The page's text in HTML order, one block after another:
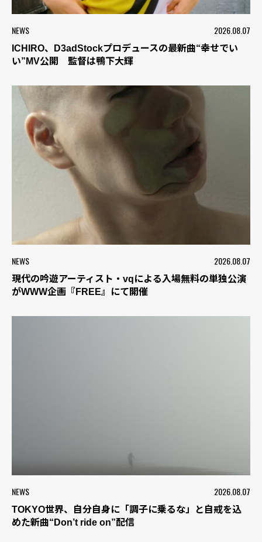
NEWS 2026.08.07
ICHIRO、D3adStockプロデュースの最新曲“幸せでい
い”MV公開 監督は鴨下大輝
NEWS 2026.08.07
現代の吟遊アーティスト・vqによる入場無料の単独公演
がWWW企画『FREE』にて開催
NEWS 2026.08.07
TOKYO世界、自分自身に「調子に乗るな」と自戒を込
めた新曲“Don’t ride on”配信